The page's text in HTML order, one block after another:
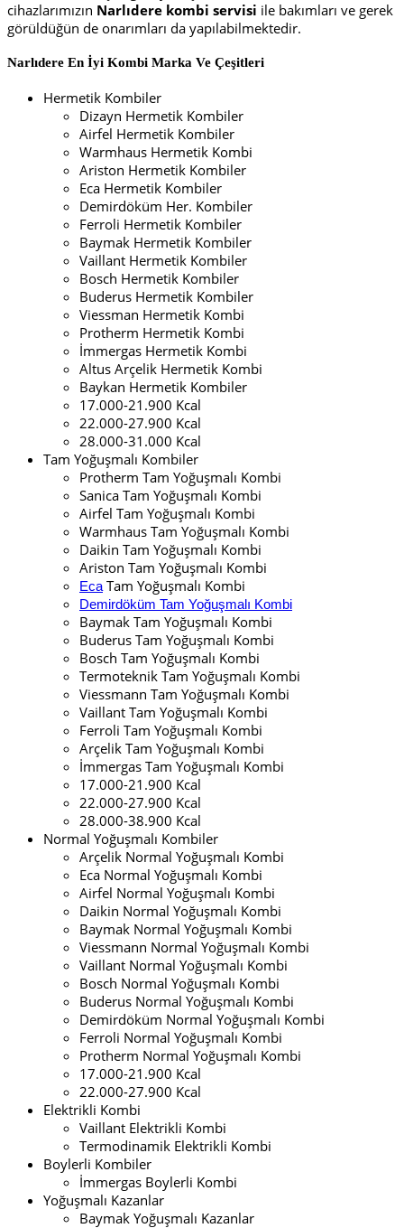
cihazlarımızın Narlıdere kombi servisi ile bakımları ve gerek
görüldüğün de onarımları da yapılabilmektedir.
Narlıdere En İyi Kombi Marka Ve Çeşitleri
Hermetik Kombiler
Dizayn Hermetik Kombiler
Airfel Hermetik Kombiler
Warmhaus Hermetik Kombi
Ariston Hermetik Kombiler
Eca Hermetik Kombiler
Demirdöküm Her. Kombiler
Ferroli Hermetik Kombiler
Baymak Hermetik Kombiler
Vaillant Hermetik Kombiler
Bosch Hermetik Kombiler
Buderus Hermetik Kombiler
Viessman Hermetik Kombi
Protherm Hermetik Kombi
İmmergas Hermetik Kombi
Altus Arçelik Hermetik Kombi
Baykan Hermetik Kombiler
17.000-21.900 Kcal
22.000-27.900 Kcal
28.000-31.000 Kcal
Tam Yoğuşmalı Kombiler
Protherm Tam Yoğuşmalı Kombi
Sanica Tam Yoğuşmalı Kombi
Airfel Tam Yoğuşmalı Kombi
Warmhaus Tam Yoğuşmalı Kombi
Daikin Tam Yoğuşmalı Kombi
Ariston Tam Yoğuşmalı Kombi
Eca Tam Yoğuşmalı Kombi
Demirdöküm Tam Yoğuşmalı Kombi
Baymak Tam Yoğuşmalı Kombi
Buderus Tam Yoğuşmalı Kombi
Bosch Tam Yoğuşmalı Kombi
Termoteknik Tam Yoğuşmalı Kombi
Viessmann Tam Yoğuşmalı Kombi
Vaillant Tam Yoğuşmalı Kombi
Ferroli Tam Yoğuşmalı Kombi
Arçelik Tam Yoğuşmalı Kombi
İmmergas Tam Yoğuşmalı Kombi
17.000-21.900 Kcal
22.000-27.900 Kcal
28.000-38.900 Kcal
Normal Yoğuşmalı Kombiler
Arçelik Normal Yoğuşmalı Kombi
Eca Normal Yoğuşmalı Kombi
Airfel Normal Yoğuşmalı Kombi
Daikin Normal Yoğuşmalı Kombi
Baymak Normal Yoğuşmalı Kombi
Viessmann Normal Yoğuşmalı Kombi
Vaillant Normal Yoğuşmalı Kombi
Bosch Normal Yoğuşmalı Kombi
Buderus Normal Yoğuşmalı Kombi
Demirdöküm Normal Yoğuşmalı Kombi
Ferroli Normal Yoğuşmalı Kombi
Protherm Normal Yoğuşmalı Kombi
17.000-21.900 Kcal
22.000-27.900 Kcal
Elektrikli Kombi
Vaillant Elektrikli Kombi
Termodinamik Elektrikli Kombi
Boylerli Kombiler
İmmergas Boylerli Kombi
Yoğuşmalı Kazanlar
Baymak Yoğuşmalı Kazanlar